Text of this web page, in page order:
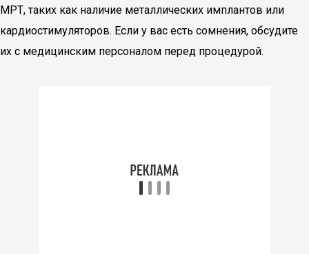
МРТ, таких как наличие металлических имплантов или
кардиостимуляторов. Если у вас есть сомнения, обсудите
их с медицинским персоналом перед процедурой.